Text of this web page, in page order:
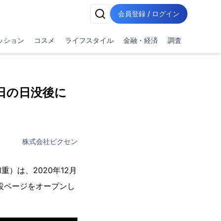
会員登録 / ログイン
ション コスメ ライフスタイル 金融・経済 調査
の日没後に
株式会社ビクセン
）は、2020年12月
ージをオープンし